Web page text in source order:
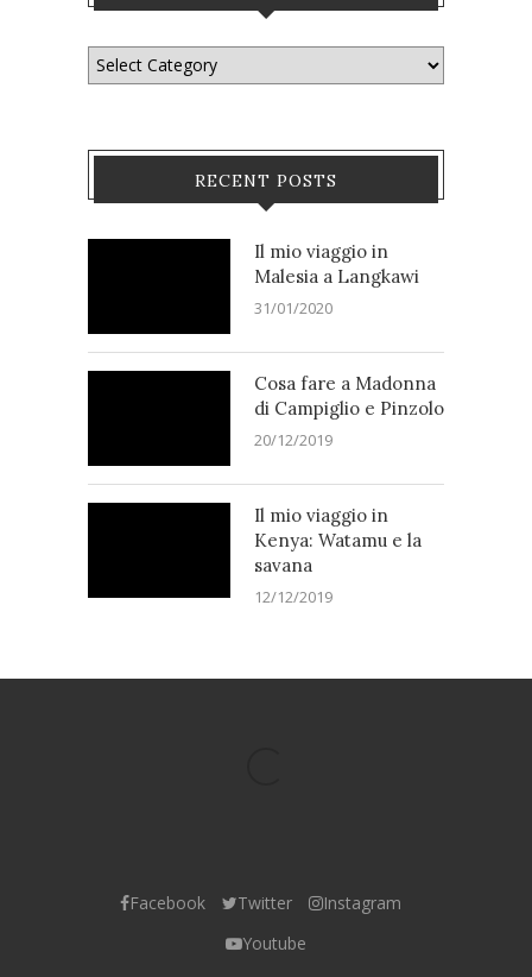
RECENT POSTS
Il mio viaggio in
Malesia a Langkawi
31/01/2020
Cosa fare a Madonna
di Campiglio e Pinzolo
20/12/2019
Il mio viaggio in
Kenya: Watamu e la
savana
12/12/2019
Facebook Twitter
Instagram
Youtube